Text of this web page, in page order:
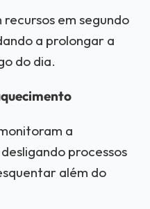
em segundo
a prolongar a
do dia.
a
processos
além do